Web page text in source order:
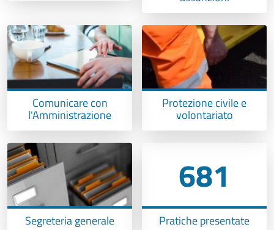
Comunicare con
l'Amministrazione
Protezione civile e
volontariato
Segreteria generale
681
Pratiche presentate